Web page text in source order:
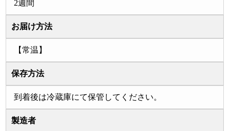
2週間
お届け方法
【常温】
保存方法
到着後は冷蔵庫にて保管してください。
製造者